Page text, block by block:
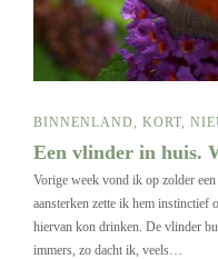
BINNENLAND KORT
Een vlinder in huis.
Vorige week vond ik op zolder
aansterken zette ik hem instinctief
hiervan kon drinken. De vlinder
immers, zo dacht ik, veels…